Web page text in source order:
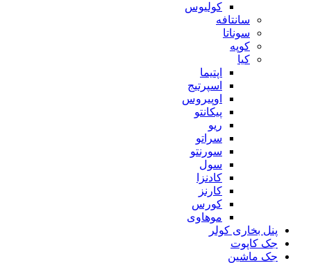
کولیوس
سانتافه
سوناتا
کوپه
کیا
اپتیما
اسپرتیج
اوپیروس
پیکانتو
ریو
سراتو
سورنتو
سول
کادنزا
کارنز
کورس
موهاوی
پنل بخاری کولر
جک کاپوت
جک ماشین